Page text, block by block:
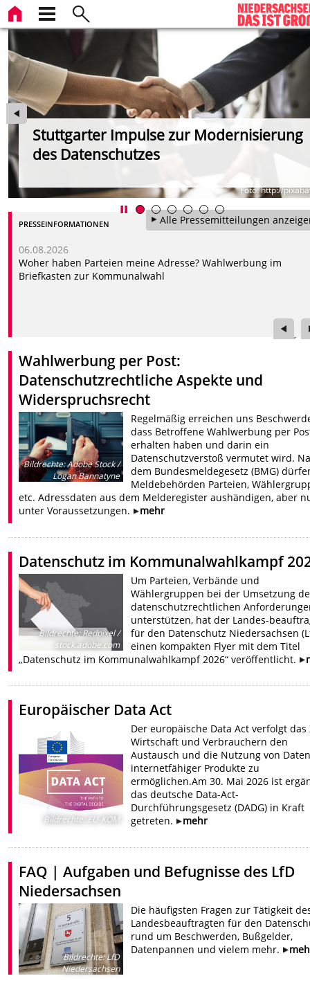
Stuttgarter Impulse zur Modernisierung
des Datenschutzes
Foto: http://
Alle Pressemitteilungen
PRESSEINFORMATIONEN
06.08.2026
Woher haben Parteien meine Adresse? Wahlwerbung im
Briefkasten zur Kommunalwahl
Wahlwerbung per Post:
Datenschutzrechtliche Aspekte und
Widerspruchsrecht
Bildrechte:Adobe Stock /
Logan Bannatyne
Regelmäßig erreichen uns
dass Betroffene Wahlwerbung per
erhalten haben und darin ein
Datenschutzverstoß vermutet wird.
dem Bundesmeldegesetz (BMG)
Meldebehörden Parteien,
etc. Adressdaten aus dem Melderegister aushändigen, aber
unter Voraussetzungen.
mehr
Datenschutz im Kommunalwahlkampf
Bildrechte:Redpixel /
stock.adobe.com
Um Parteien, Verbände und
Wählergruppen bei der Umsetzung
datenschutzrechtlichen
unterstützen, hat der Landes-
für den Datenschutz Niedersachsen
einen kompakten Flyer mit dem Titel
„Datenschutz im Kommunalwahlkampf 2026“ veröffentlicht.
Europäischer Data Act
Bildrechte: EU-KOM
Der europäische Data Act verfolgt das
Wirtschaft und Verbrauchern den
Austausch und die Nutzung von
internetfähiger Produkte zu
ermöglichen.Am 30. Mai 2026 ist
das deutsche Data-Act-
Durchführungsgesetz (DADG) in Kraft
getreten.
mehr
FAQ | Aufgaben und Befugnisse des LfD
Niedersachsen
Bildrechte:LfD
Niedersachsen
Die häufigsten Fragen zur Tätigkeit
Landesbeauftragten für den
rund um Beschwerden, Bußgelder,
Datenpannen und vielem mehr.